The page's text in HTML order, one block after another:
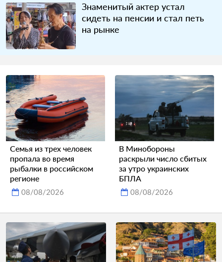
Знаменитый актер устал
сидеть на пенсии и стал петь
на рынке
Семья из трех человек
пропала во время
рыбалки в российском
регионе
08/08/2026
В Минобороны
раскрыли число сбитых
за утро украинских
БПЛА
08/08/2026